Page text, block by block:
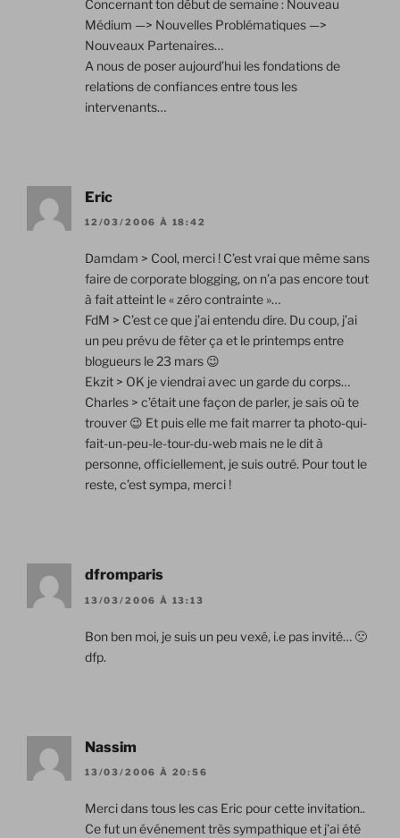
Concernant ton début de semaine : Nouveau
Médium —> Nouvelles Problématiques —>
Nouveaux Partenaires…
A nous de poser aujourd’hui les fondations de
relations de confiances entre tous les
intervenants…
Eric
12/03/2006 À 18:42
Damdam > Cool, merci ! C’est vrai que même sans
faire de corporate blogging, on n’a pas encore tout
à fait atteint le « zéro contrainte »…
FdM > C’est ce que j’ai entendu dire. Du coup, j’ai
un peu prévu de fêter ça et le printemps entre
blogueurs le 23 mars 😉
Ekzit > OK je viendrai avec un garde du corps…
Charles > c’était une façon de parler, je sais où te
trouver 😉 Et puis elle me fait marrer ta photo-qui-
fait-un-peu-le-tour-du-web mais ne le dit à
personne, officiellement, je suis outré. Pour tout le
reste, c’est sympa, merci !
dfromparis
13/03/2006 À 13:13
Bon ben moi, je suis un peu vexé, i.e pas invité… 🙁
dfp.
Nassim
13/03/2006 À 20:56
Merci dans tous les cas Eric pour cette invitation..
Ce fut un événement très sympathique et j’ai été